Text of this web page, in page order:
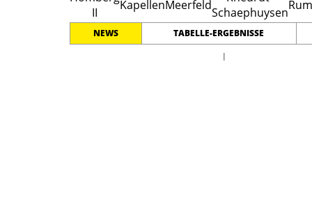
NEWS TABELLE-ERGEBNISSE
l